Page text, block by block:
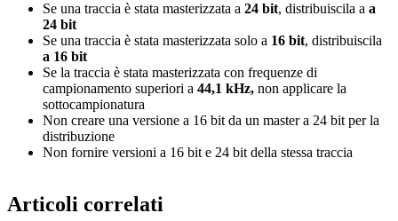
Se una traccia è stata masterizzata a 24 bit, distribuiscila a a
24 bit
Se una traccia è stata masterizzata solo a 16 bit, distribuiscila
a 16 bit
Se la traccia è stata masterizzata con frequenze di
campionamento superiori a 44,1 kHz, non applicare la
sottocampionatura
Non creare una versione a 16 bit da un master a 24 bit per la
distribuzione
Non fornire versioni a 16 bit e 24 bit della stessa traccia
Articoli correlati